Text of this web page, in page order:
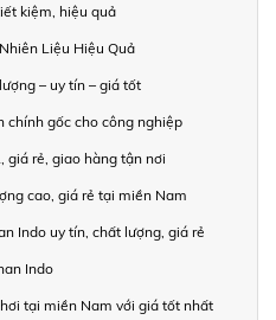
kiệm, hiệu quả
Liệu Hiệu Quả
– uy tín – giá tốt
chính gốc cho công nghiệp
giá rẻ, giao hàng tận nơi
cao, giá rẻ tại miền Nam
Indo uy tín, chất lượng, giá rẻ
Indo
tại miền Nam với giá tốt nhất